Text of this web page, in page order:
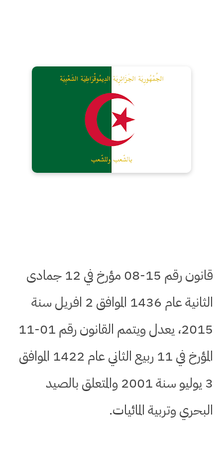
قانون رقم 15-08 مؤرخ في 12 جمادى
الثانية عام 1436 الموافق 2 افريل سنة
2015، يعدل ويتمم القانون رقم 01-11
المؤرخ في 11 ربيع الثاني عام 1422 الموافق
3 يوليو سنة 2001 والمتعلق بالصيد
البحري وتربية المائيات.